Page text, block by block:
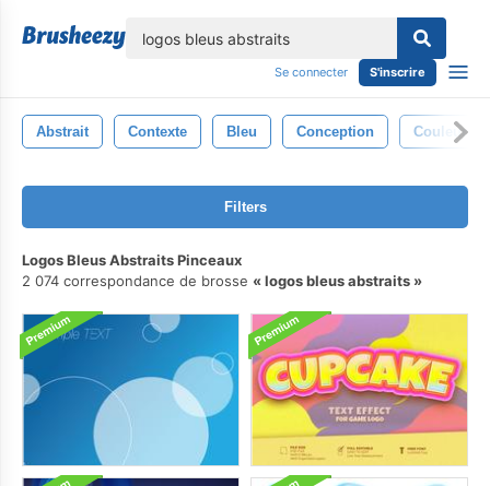
Se connecter S'inscrire
Abstrait Contexte Bleu Conception Couleur
Filters
Logos Bleus Abstraits Pinceaux
2 074 correspondance de brosse
logos bleus abstraits